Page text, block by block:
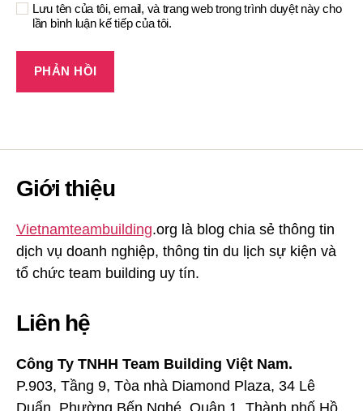
Lưu tên của tôi, email, và trang web trong trình duyệt này cho
lần bình luận kế tiếp của tôi.
Giới thiệu
Vietnamteambuilding.org là blog chia sẻ thông tin
dịch vụ doanh nghiệp, thông tin du lịch sự kiện và
tổ chức team building uy tín.
Liên hệ
Công Ty TNHH Team Building Việt Nam.
P.903, Tầng 9, Tòa nhà Diamond Plaza, 34 Lê
Duẩn, Phường Bến Nghé, Quận 1, Thành phố Hồ